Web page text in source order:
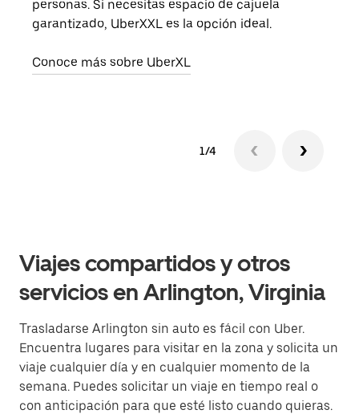
personas. Si necesitas espacio de cajuela
garantizado, UberXXL es la opción ideal.
Conoce más sobre UberXL
1/4
Viajes compartidos y otros
servicios en Arlington, Virginia
Trasladarse Arlington sin auto es fácil con Uber.
Encuentra lugares para visitar en la zona y solicita un
viaje cualquier día y en cualquier momento de la
semana. Puedes solicitar un viaje en tiempo real o
con anticipación para que esté listo cuando quieras.